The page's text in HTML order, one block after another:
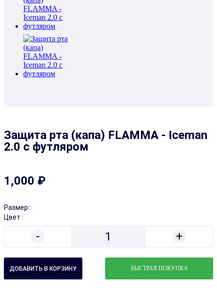
Защита рта (капа) FLAMMA - Iceman
2.0 с футляром
1,000 ₽
Размер :
Цвет :
- 1 +
БЫСТРАЯ ПОКУПКА